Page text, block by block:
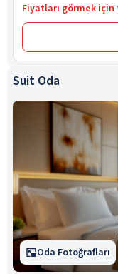
Fiyatları görmek
Suit Oda
Oda Fotoğrafları